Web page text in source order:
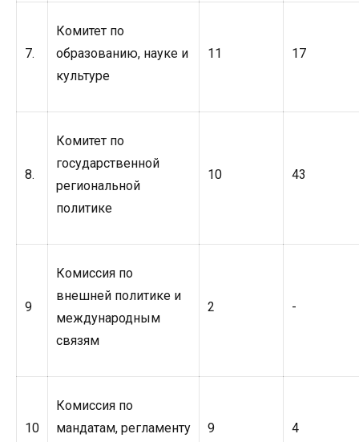
7.
Комитет по
образованию, науке и
культуре
11 17
8.
Комитет по
государственной
региональной
политике
10 43
9
Комиссия по
внешней политике и
международным
связям
2 -
10
Комиссия по
мандатам, регламенту
9 4